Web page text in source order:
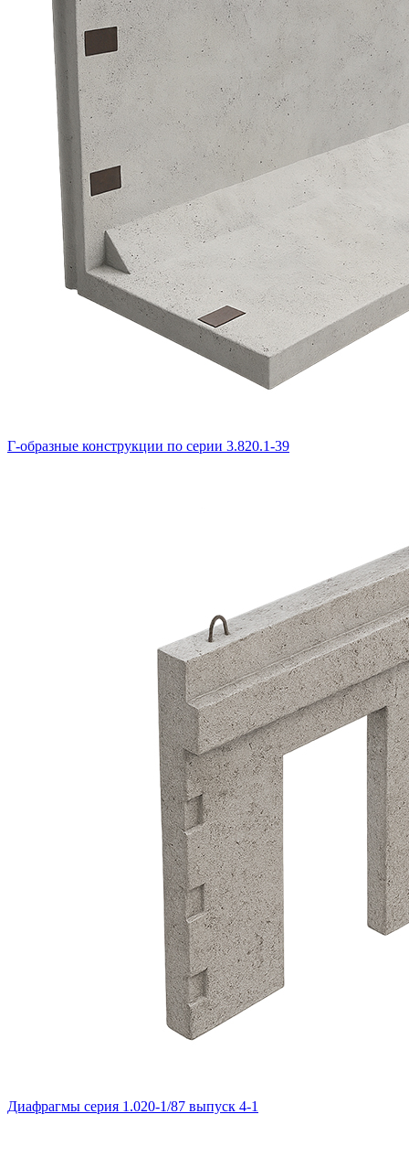
Г-образные конструкции по серии 3.820.1-39
Диафрагмы серия 1.020-1/87 выпуск 4-1